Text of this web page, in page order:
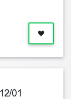
01